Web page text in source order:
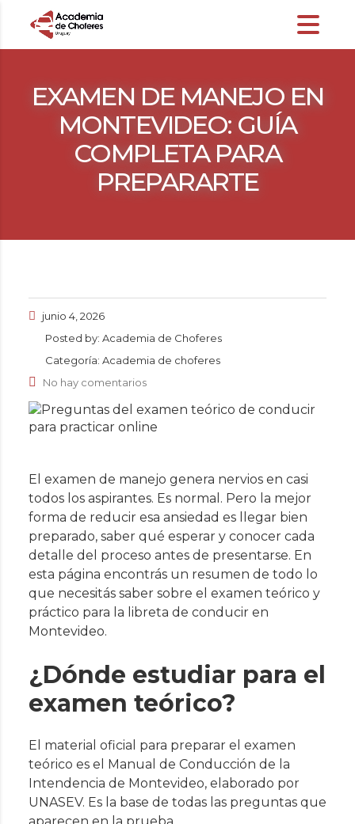
EXAMEN DE MANEJO EN
MONTEVIDEO: GUÍA
COMPLETA PARA
PREPARARTE
junio 4, 2026
Posted by: Academia de Choferes
Categoría: Academia de choferes
No hay comentarios
El examen de manejo genera nervios en casi
todos los aspirantes. Es normal. Pero la mejor
forma de reducir esa ansiedad es llegar bien
preparado, saber qué esperar y conocer cada
detalle del proceso antes de presentarse. En
esta página encontrás un resumen de todo lo
que necesitás saber sobre el examen teórico y
práctico para la libreta de conducir en
Montevideo.
¿Dónde estudiar para el
examen teórico?
El material oficial para preparar el examen
teórico es el Manual de Conducción de la
Intendencia de Montevideo, elaborado por
UNASEV. Es la base de todas las preguntas que